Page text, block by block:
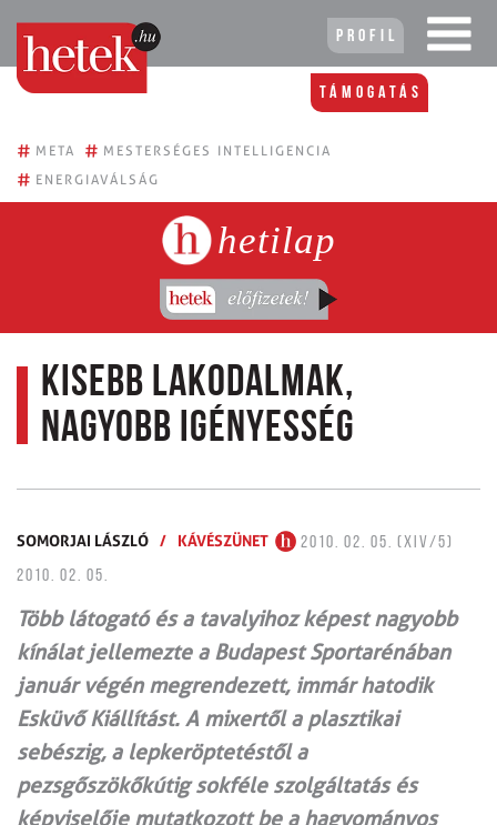
Profil
Támogatás
# META # MESTERSÉGES INTELLIGENCIA
# ENERGIAVÁLSÁG
hetilap
Kisebb lakodalmak,
nagyobb igényesség
SOMORJAI LÁSZLÓ / KÁVÉSZÜNET
2010. 02. 05. (XIV/5)
2010. 02. 05.
Több látogató és a tavalyihoz képest nagyobb
kínálat jellemezte a Budapest Sportarénában
január végén megrendezett, immár hatodik
Esküvő Kiállítást. A mixertől a plasztikai
sebészig, a lepkeröptetéstől a
pezsgőszökőkútig sokféle szolgáltatás és
képviselője mutatkozott be a hagyományos